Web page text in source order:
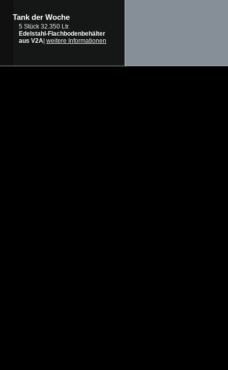
Tank der Woche
5 Stück 32.350 Ltr.
Edelstahl-Flachbodenbehälter
aus V2A weitere Informationen